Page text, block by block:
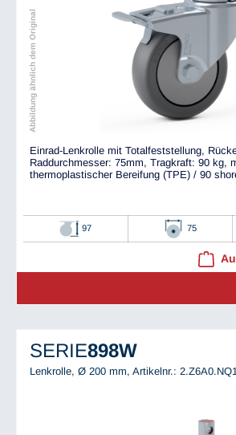
Abbildung ähnlich dem Original
Einrad-Lenkrolle mit Totalfeststellung,
Raddurchmesser: 75mm, Tragkraft: 90 kg,
thermoplastischer Bereifung (TPE) / 90
97 75
SERIE898W
Lenkrolle, Ø 200 mm, Artikelnr.: